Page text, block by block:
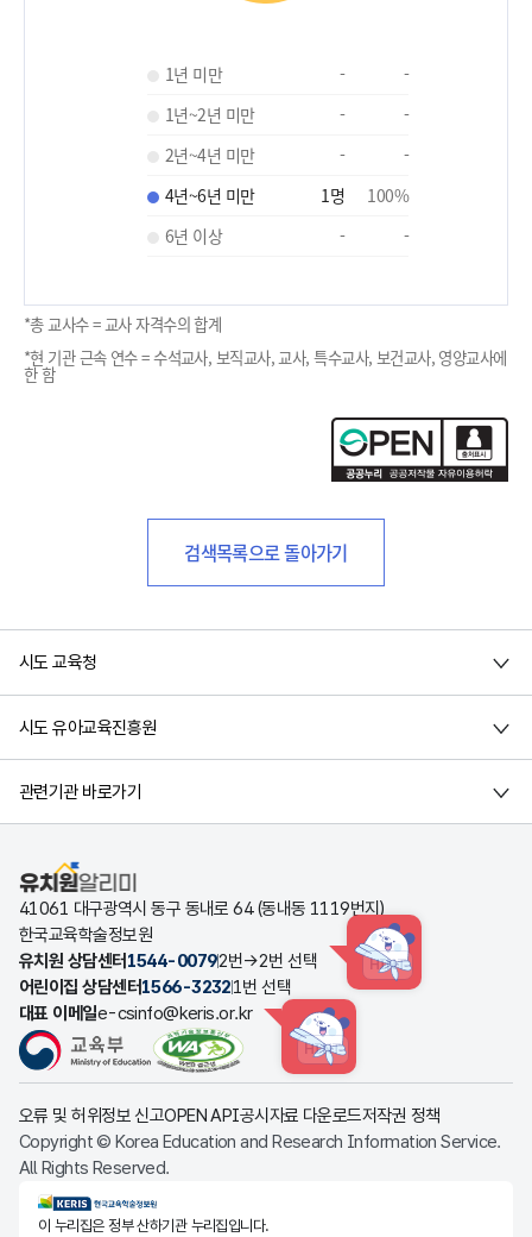
1년 미만 -
-
1년~2년 미만
-
-
2년~4년 미만
-
-
4년~6년 미만
1명 100%
6년 이상
- -
*총 교사수 = 교사 자격수의 합계
*현 기관 근속 연수 = 수석교사, 보직교사, 교사, 특수교사, 보건교사, 영양교사에
한 함
검색목록으로 돌아가기
시도 교육청
시도 유아교육진흥원
관련기관 바로가기
유치원알리미
41061 대구광역시 동구 동내로 64 (동내동 1119번지)
한국교육학술정보원
유치원 상담센터 1544-00792번→2번 선택 HINT
어린이집 상담센터1566-32321번 선택
대표 이메일e-csinfo@keris.or.kr
HINT
오류 및 허위정보 신고OPEN API공시자료 다운로드저작권 정책
Copyright © Korea Education and Research Information Service.
All Rights Reserved.
KERIS한국교육학술정보원
이 누리집은 정부 산하기관 누리집입니다.